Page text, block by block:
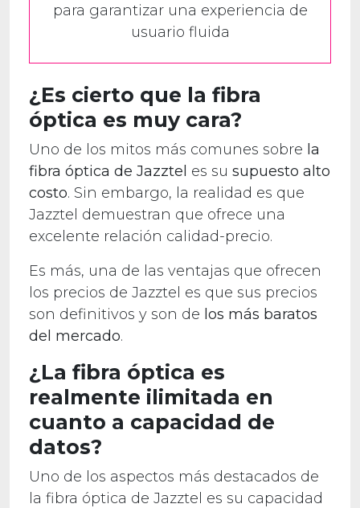
para garantizar una experiencia de
usuario fluida
¿Es cierto que la fibra
óptica es muy cara?
Uno de los mitos más comunes sobre la
fibra óptica de Jazztel es su supuesto alto
costo. Sin embargo, la realidad es que
Jazztel demuestran que ofrece una
excelente relación calidad-precio.
Es más, una de las ventajas que ofrecen
los precios de Jazztel es que sus precios
son definitivos y son de los más baratos
del mercado.
¿La fibra óptica es
realmente ilimitada en
cuanto a capacidad de
datos?
Uno de los aspectos más destacados de
la fibra óptica de Jazztel es su capacidad